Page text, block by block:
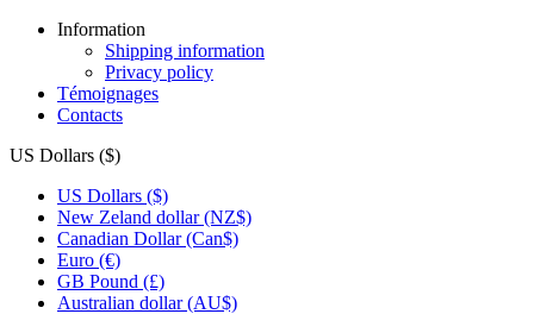
Information
Shipping information
Privacy policy
Témoignages
Contacts
US Dollars ($)
US Dollars ($)
New Zeland dollar (NZ$)
Canadian Dollar (Can$)
Euro (€)
GB Pound (£)
Australian dollar (AU$)